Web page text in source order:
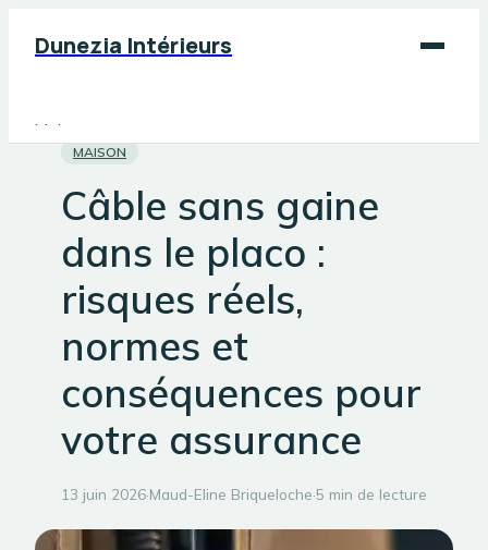
Dunezia Intérieurs
Maison
Jardinage
Bricolage
MAISON
Câble sans gaine
dans le placo :
risques réels,
normes et
conséquences pour
votre assurance
13 juin 2026·Maud-Eline Briqueloche·5 min de lecture